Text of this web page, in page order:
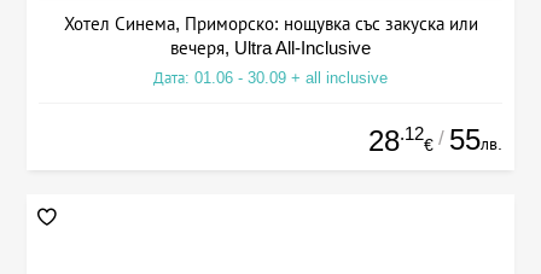
Хотел Синема, Приморско: нощувка със закуска или
вечеря, Ultra All-Inclusive
Дата: 01.06 - 30.09 + all inclusive
28.12
€ / 55лв.